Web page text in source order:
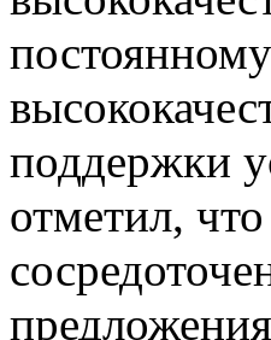
поддержки
отметил,